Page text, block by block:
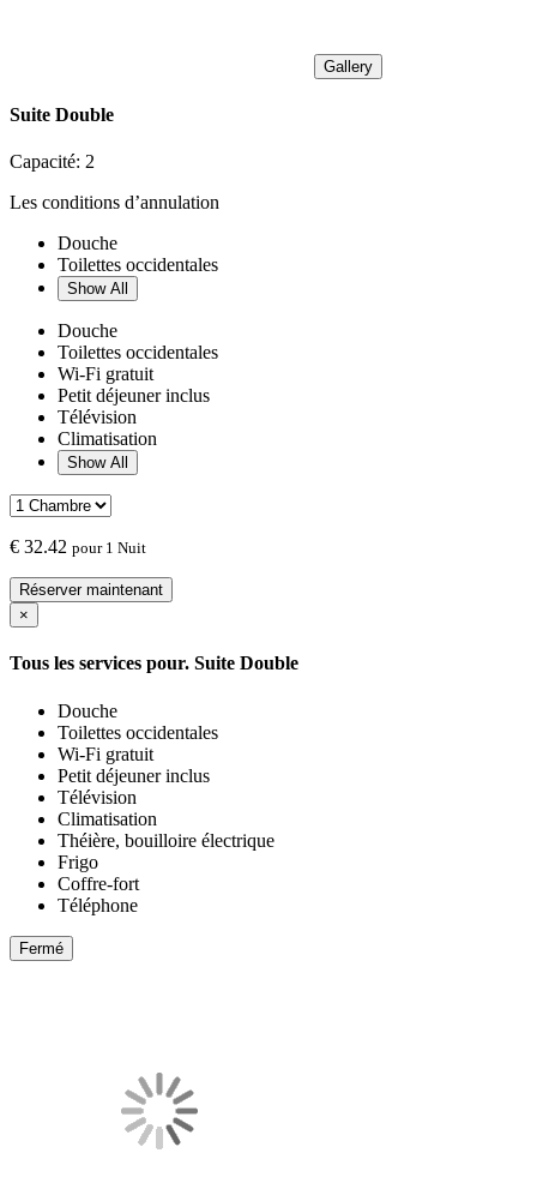
Gallery
Suite Double
Capacité: 2
Les conditions d’annulation
Douche
Toilettes occidentales
Show All
Douche
Toilettes occidentales
Wi-Fi gratuit
Petit déjeuner inclus
Télévision
Climatisation
Show All
€ 32.42 pour 1 Nuit
Réserver maintenant
×
Tous les services pour. Suite Double
Douche
Toilettes occidentales
Wi-Fi gratuit
Petit déjeuner inclus
Télévision
Climatisation
Théière, bouilloire électrique
Frigo
Coffre-fort
Téléphone
Fermé